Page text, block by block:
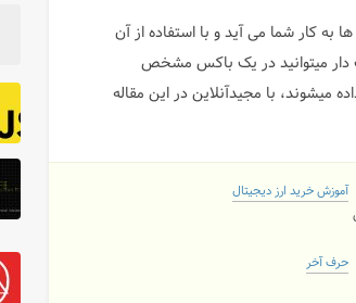
کار شما می آید و با استفاده از آن
دار میتوانید در یک باکس مشخص
میشوند، با مجیدآنلاین در این مقاله
آموزش خرید ارز دیجیتال
حرف آخر